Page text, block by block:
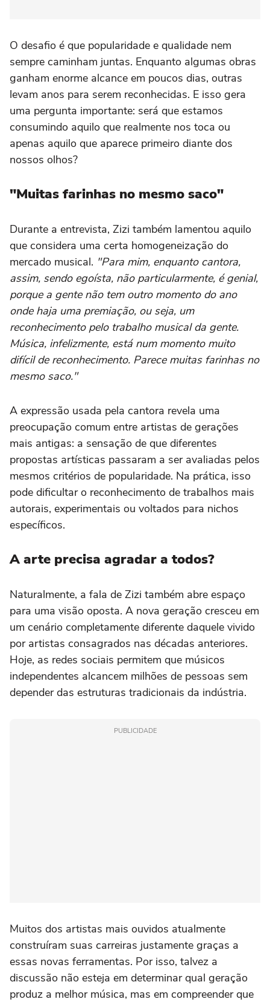
O desafio é que popularidade e qualidade nem
sempre caminham juntas. Enquanto algumas obras
ganham enorme alcance em poucos dias, outras
levam anos para serem reconhecidas. E isso gera
uma pergunta importante: será que estamos
consumindo aquilo que realmente nos toca ou
apenas aquilo que aparece primeiro diante dos
nossos olhos?
"Muitas farinhas no mesmo saco"
Durante a entrevista, Zizi também lamentou aquilo
que considera uma certa homogeneização do
mercado musical. "Para mim, enquanto cantora,
assim, sendo egoísta, não particularmente, é genial,
porque a gente não tem outro momento do ano
onde haja uma premiação, ou seja, um
reconhecimento pelo trabalho musical da gente.
Música, infelizmente, está num momento muito
difícil de reconhecimento. Parece muitas farinhas no
mesmo saco."
A expressão usada pela cantora revela uma
preocupação comum entre artistas de gerações
mais antigas: a sensação de que diferentes
propostas artísticas passaram a ser avaliadas pelos
mesmos critérios de popularidade. Na prática, isso
pode dificultar o reconhecimento de trabalhos mais
autorais, experimentais ou voltados para nichos
específicos.
A arte precisa agradar a todos?
Naturalmente, a fala de Zizi também abre espaço
para uma visão oposta. A nova geração cresceu em
um cenário completamente diferente daquele vivido
por artistas consagrados nas décadas anteriores.
Hoje, as redes sociais permitem que músicos
independentes alcancem milhões de pessoas sem
depender das estruturas tradicionais da indústria.
PUBLICIDADE
Muitos dos artistas mais ouvidos atualmente
construíram suas carreiras justamente graças a
essas novas ferramentas. Por isso, talvez a
discussão não esteja em determinar qual geração
produz a melhor música, mas em compreender que